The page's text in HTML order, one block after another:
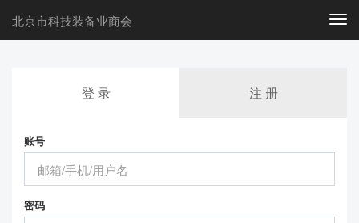
北京市科技装备业商会
登 录 注 册
账号
密码